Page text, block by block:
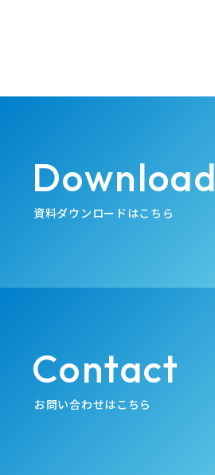
Download
資料ダウンロードはこちら
Contact
お問い合わせはこちら